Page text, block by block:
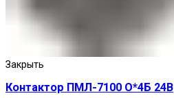
Закрыть
Контактор ПМЛ-7100 О*4Б 24В